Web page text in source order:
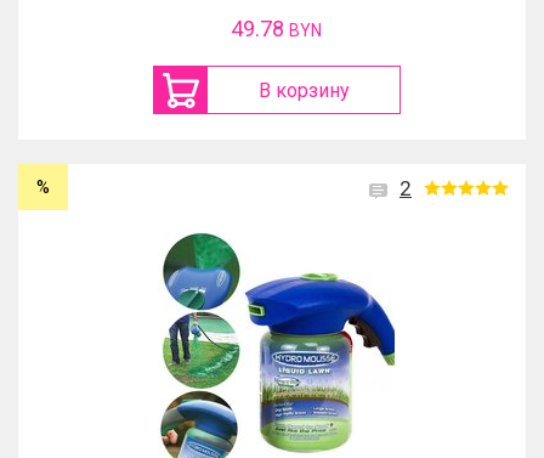
49.78 BYN
В корзину
2
%